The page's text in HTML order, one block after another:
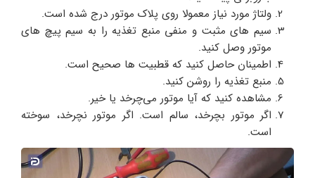
ولتاژ مورد نیاز معمولا روی پلاک موتور درج شده است.
سیم های مثبت و منفی منبع تغذیه را به سیم پیچ های
موتور وصل کنید.
اطمینان حاصل کنید که قطبیت ها صحیح است.
منبع تغذیه را روشن کنید.
مشاهده کنید که آیا موتور می‌چرخد یا خیر.
اگر موتور بچرخد، سالم است. اگر موتور نچرخد، سوخته
است.